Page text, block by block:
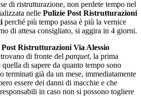
di ristrutturazione, non perdete tempo nel
nelle Pulizie Post Ristrutturazioni
perché più tempo passa è più la vernice
di attesa consigliato, si aggira in 4 giorni.
Post Ristrutturazioni Via Alessio
di fronte del parquet, la prima
di sapere da quanto tempo sono
terminati già da un mese, immediatamente
essere dei danni di macchie e che
in caso non si possono togliere